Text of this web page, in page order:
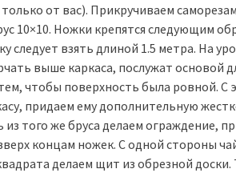
от вас). Прикручиваем
10×10. Ножки крепятся следующим
следует взять длиной 1.5 метра. На
выше каркаса, послужат основой
чтобы поверхность была ровной. С
придаем ему дополнительную
из того же бруса делаем ограждение,
концам ножек. С одной стороны
делаем щит из обрезной доски.